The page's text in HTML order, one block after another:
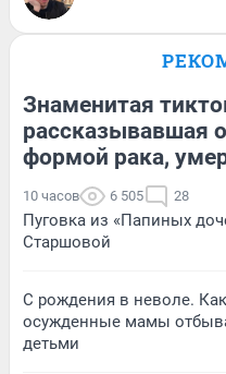
Знаменитая
рассказывавшая
формой рака,
10 часов 6 505 28
Пуговка из «Папиных
Старшовой
С рождения в неволе.
осужденные мамы
детьми